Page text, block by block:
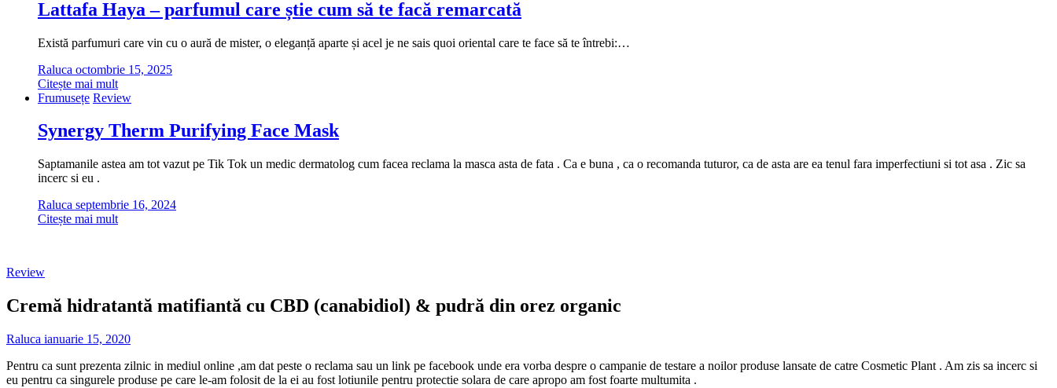
Lattafa Haya – parfumul care știe cum să te facă remarcată
Există parfumuri care vin cu o aură de mister, o eleganță aparte și acel je ne sais quoi oriental care te face să te întrebi:…
Raluca octombrie 15, 2025
Citește mai mult
Frumusețe Review
Synergy Therm Purifying Face Mask
Saptamanile astea am tot vazut pe Tik Tok un medic dermatolog cum facea reclama la masca asta de fata . Ca e buna , ca o recomanda tuturor, ca de asta are ea tenul fara imperfectiuni si tot asa . Zic sa
incerc si eu .
Raluca septembrie 16, 2024
Citește mai mult
Review
Cremă hidratantă matifiantă cu CBD (canabidiol) & pudră din orez organic
Raluca ianuarie 15, 2020
Pentru ca sunt prezenta zilnic in mediul online ,am dat peste o reclama sau un link pe facebook unde era vorba despre o campanie de testare a noilor produse lansate de catre Cosmetic Plant . Am zis sa incerc si
eu pentru ca singurele produse pe care le-am folosit de la ei au fost lotiunile pentru protectie solara de care apropo am fost foarte multumita .